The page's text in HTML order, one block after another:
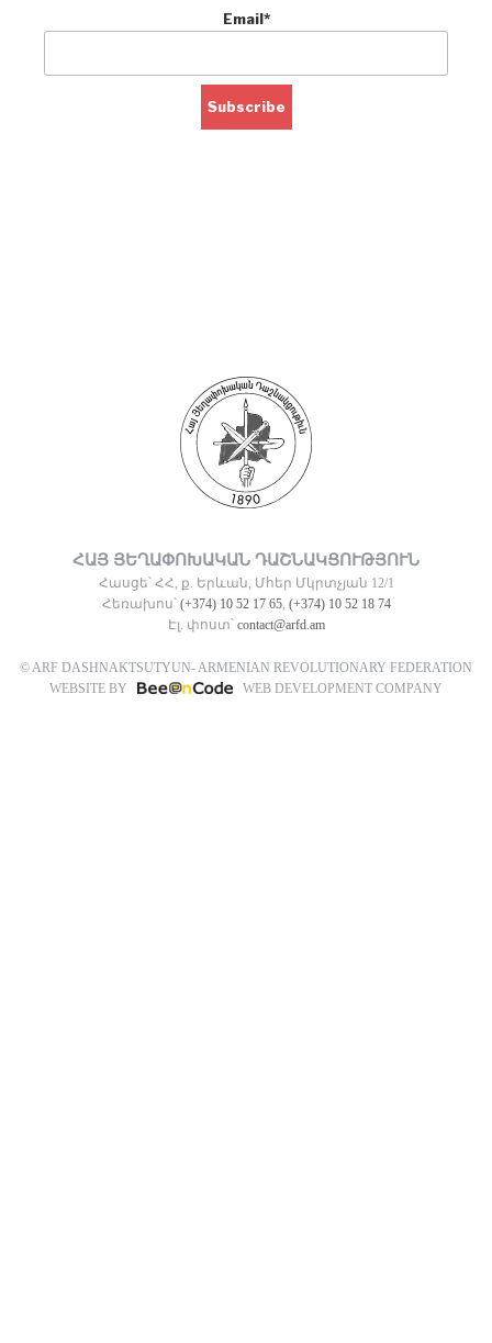
Email*
ՀԱՅ ՅԵՂԱՓՈԽԱԿԱՆ ԴԱՇՆԱԿՑՈՒԹՅՈՒՆ
Հասցե՝ ՀՀ, ք. Երևան, Մհեր Մկրտչյան 12/1
Հեռախոս՝ (+374) 10 52 17 65, (+374) 10 52 18 74
Էլ. փոստ՝ contact@arfd.am
© ARF DASHNAKTSUTYUN- ARMENIAN REVOLUTIONARY FEDERATION
WEBSITE BY
WEB DEVELOPMENT COMPANY